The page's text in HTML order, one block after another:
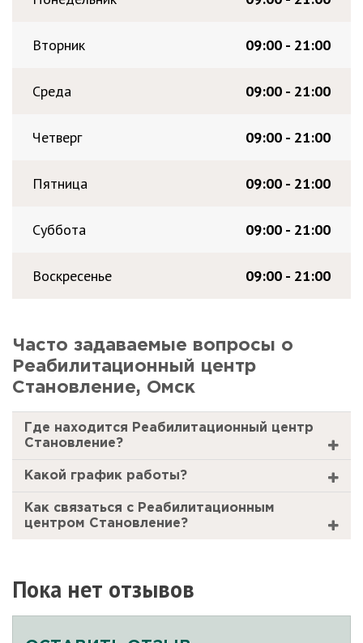
Вторник 09:00 - 21:00
Среда 09:00 - 21:00
Четверг 09:00 - 21:00
Пятница 09:00 - 21:00
Суббота 09:00 - 21:00
Воскресенье 09:00 - 21:00
Часто задаваемые вопросы о
Реабилитационный центр
Становление, Омск
Где находится Реабилитационный центр
Становление?
Какой график работы?
Как связаться с Реабилитационным
центром Становление?
Пока нет отзывов